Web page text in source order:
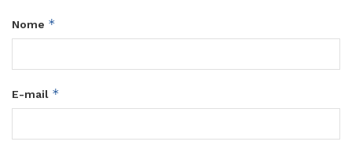
Nome *
E-mail *